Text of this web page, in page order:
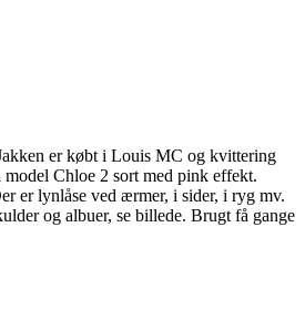
er købt i Louis MC og kvittering
model Chloe 2 sort med pink effekt.
er lynlåse ved ærmer, i sider, i ryg mv.
og albuer, se billede. Brugt få gange